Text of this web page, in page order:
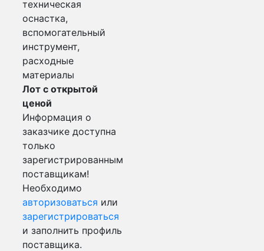
техническая
оснастка,
вспомогательный
инструмент,
расходные
материалы
Лот с открытой
ценой
Информация о
заказчике доступна
только
зарегистрированным
поставщикам!
Необходимо
авторизоваться или
зарегистрироваться
и заполнить профиль
поставщика.